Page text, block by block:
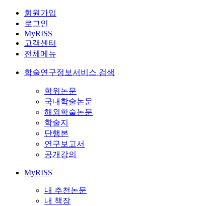
회원가입
로그인
MyRISS
고객센터
전체메뉴
학술연구정보서비스 검색
학위논문
국내학술논문
해외학술논문
학술지
단행본
연구보고서
공개강의
MyRISS
내 추천논문
내 책장